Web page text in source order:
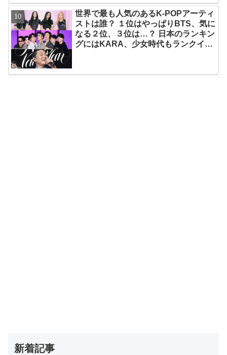
ションがかわいすぎる
世界で最も人気のあるK-POPアーティ
ストは誰？ １位はやっぱりBTS、気に
なる２位、３位は…？ 日本のランキン
グにはKARA、少女時代もランクイ
新着記事